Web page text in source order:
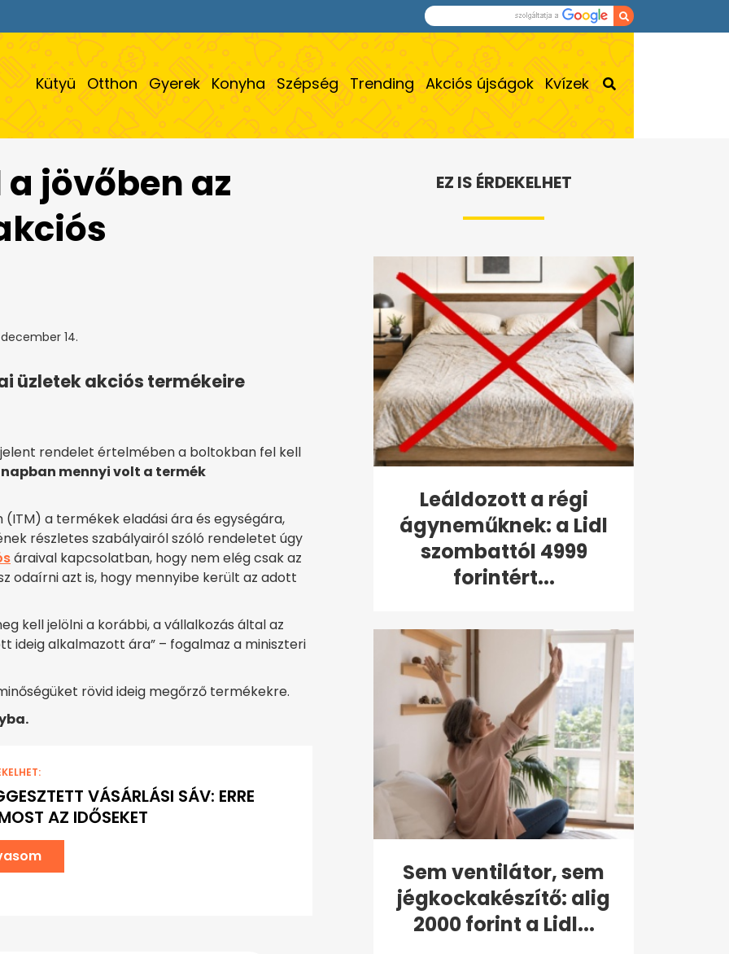
Kütyü Otthon Gyerek Konyha Szépség Trending Akciós újságok Kvízek
jövőben az
14.
üzletek akciós termékeire
rendelet értelmében a boltokban fel kell
mennyi volt a termék
(ITM) a termékek eladási ára és egységára,
részletes szabályairól szóló rendeletet úgy
áraival kapcsolatban, hogy nem elég csak az
odaírni azt is, hogy mennyibe került az adott
kell jelölni a korábbi, a vállalkozás által az
ideig alkalmazott ára” – fogalmaz a miniszteri
rövid ideig megőrző termékekre.
VÁSÁRLÁSI SÁV: ERRE
AZ IDŐSEKET
EZ IS ÉRDEKELHET
Leáldozott a régi
ágyneműknek: a Lidl
szombattól 4999
forintért...
Sem ventilátor, sem
jégkockakészítő: alig
2000 forint a Lidl...